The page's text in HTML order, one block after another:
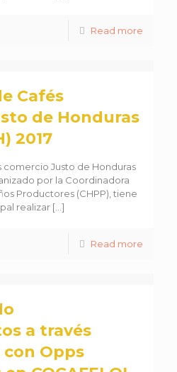
Read more
Cafés
de Honduras
2017
comercio Justo de Honduras
por la Coordinadora
Productores (CHPP), tiene
realizar […]
Read more
a través
Opps